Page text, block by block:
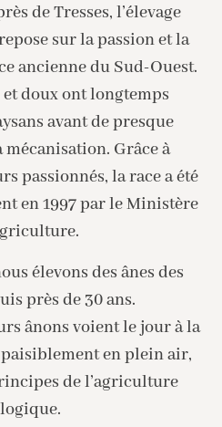
de Tresses, l’élevage
sur la passion et la
ancienne du Sud-Ouest.
et doux ont longtemps
avant de presque
Grâce à
passionnés, la race a été
en 1997 par le Ministère
élevons des ânes des
près de 30 ans.
ânons voient le jour à la
en plein air,
de l’agriculture